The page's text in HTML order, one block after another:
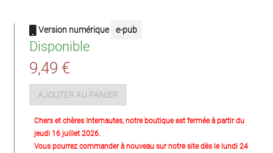
Version numérique e-pub
Disponible
9,49 €
AJOUTER AU PANIER
Chers et chères Internautes, notre boutique est fermée à partir du
jeudi 16 juillet 2026.
Vous pourrez commander à nouveau sur notre site dès le lundi 24